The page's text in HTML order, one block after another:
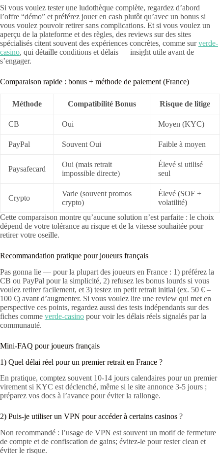
Si vous voulez tester une ludothèque complète, regardez d’abord
l’offre “démo” et préférez jouer en cash plutôt qu’avec un bonus si
vous voulez pouvoir retirer sans complications. Et si vous voulez un
aperçu de la plateforme et des règles, des reviews sur des sites
spécialisés citent souvent des expériences concrètes, comme surverde-
casino, qui détaille conditions et délais — insight utile avant de
s’engager.
Comparaison rapide : bonus + méthode de paiement (France)
Méthode Compatibilité Bonus Risque de litige
CB Oui Moyen (KYC)
PayPal Souvent Oui Faible à moyen
Paysafecard
Oui (mais retrait
impossible directe)
Élevé si utilisé
seul
Crypto
Varie (souvent promos
crypto)
Élevé (SOF +
volatilité)
Cette comparaison montre qu’aucune solution n’est parfaite : le choix
dépend de votre tolérance au risque et de la vitesse souhaitée pour
retirer votre oseille.
Recommandation pratique pour joueurs français
Pas gonna lie — pour la plupart des joueurs en France : 1) préférez la
CB ou PayPal pour la simplicité, 2) refusez les bonus lourds si vous
voulez retirer facilement, et 3) testez un petit retrait initial (ex. 50 € –
100 €) avant d’augmenter. Si vous voulez lire une review qui met en
perspective ces points, regardez aussi des tests indépendants sur des
fiches comme verde-casino pour voir les délais réels signalés par la
communauté.
Mini‑FAQ pour joueurs français
1) Quel délai réel pour un premier retrait en France ?
En pratique, comptez souvent 10-14 jours calendaires pour un premier
virement si KYC est déclenché, même si le site annonce 3-5 jours ;
préparez vos docs à l’avance pour éviter la rallonge.
2) Puis‑je utiliser un VPN pour accéder à certains casinos ?
Non recommandé : l’usage de VPN est souvent un motif de fermeture
de compte et de confiscation de gains; évitez‑le pour rester clean et
éviter le risque.